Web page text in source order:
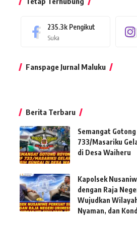
235.3k Pengikut
Suka
Fanspage Jurnal Maluku
Berita Terbaru
Semangat
733/Masariku
di Desa Waiheru
Kapolsek
dengan Raja
Wujudkan
Nyaman, dan